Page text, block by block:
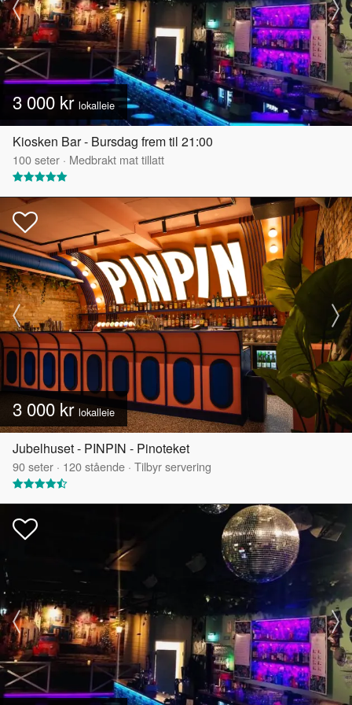
3 000 kr lokalleie
Kiosken Bar - Bursdag frem til 21:00
100seter · Medbrakt mat tillatt
3 000 kr lokalleie
Jubelhuset - PINPIN - Pinoteket
90seter · 120stående · Tilbyr servering